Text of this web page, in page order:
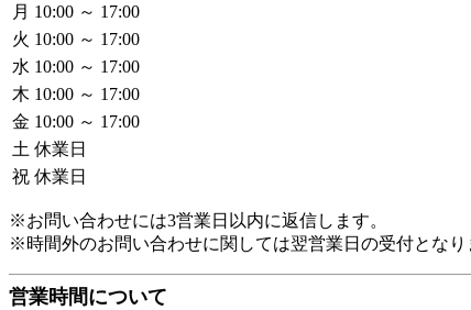
月 10:00 ～ 17:00
火 10:00 ～ 17:00
水 10:00 ～ 17:00
木 10:00 ～ 17:00
金 10:00 ～ 17:00
土 休業日
祝 休業日
※お問い合わせには3営業日以内に返信します。
※時間外のお問い合わせに関しては翌営業日の受付となり
営業時間について